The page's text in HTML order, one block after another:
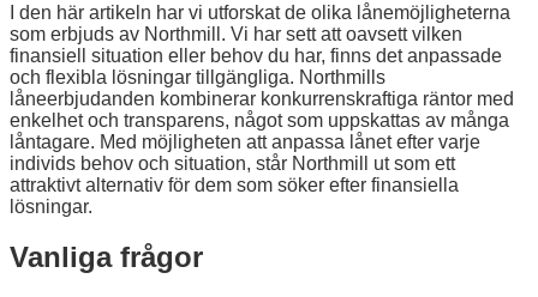
I den här artikeln har vi utforskat de olika lånemöjligheterna
som erbjuds av Northmill. Vi har sett att oavsett vilken
finansiell situation eller behov du har, finns det anpassade
och flexibla lösningar tillgängliga. Northmills
låneerbjudanden kombinerar konkurrenskraftiga räntor med
enkelhet och transparens, något som uppskattas av många
låntagare. Med möjligheten att anpassa lånet efter varje
individs behov och situation, står Northmill ut som ett
attraktivt alternativ för dem som söker efter finansiella
lösningar.
Vanliga frågor